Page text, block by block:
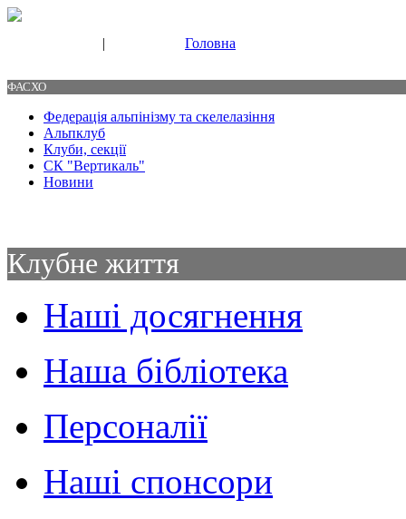
| Головна
ФАСХО
Федерація альпінізму та скелелазіння
Альпклуб
Клуби, секції
СК "Вертикаль"
Новини
Клубне життя
Наші досягнення
Наша бібліотека
Персоналії
Наші спонсори